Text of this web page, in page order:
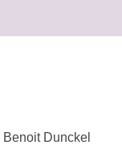
Dunckel